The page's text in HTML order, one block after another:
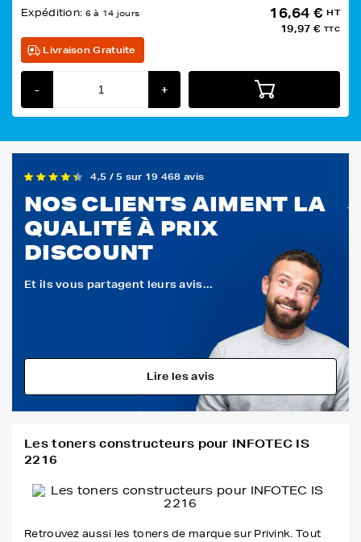
Expédition: 6 à 14 jours 16,64 € HT
19,97 € TTC
Livraison Gratuite
- +
4,5 / 5 sur 19 468 avis
NOS CLIENTS AIMENT LA
QUALITÉ À PRIX
DISCOUNT
Et ils vous partagent leurs avis...
Lire les avis
Les toners constructeurs pour INFOTEC IS
2216
Retrouvez aussi les toners de marque sur Privink. Tout